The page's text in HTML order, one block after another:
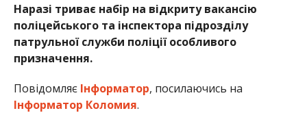
Наразі триває набір на відкриту вакансію
поліцейського та інспектора підрозділу
патрульної служби поліції особливого
призначення.
Повідомляє Інформатор, посилаючись на
Інформатор Коломия.